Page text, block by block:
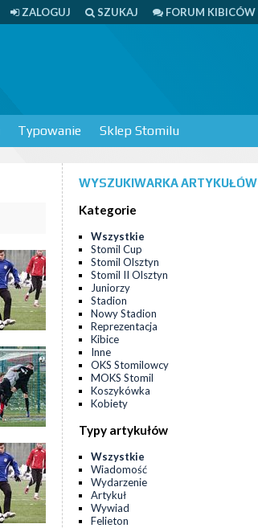
ZALOGUJ SZUKAJ FORUM KIBICÓW
Typowanie Sklep Stomilu
WYSZUKIWARKA ARTYKUŁÓW
Kategorie
Wszystkie
Stomil Cup
Stomil Olsztyn
Stomil II Olsztyn
Juniorzy
Stadion
Nowy Stadion
Reprezentacja
Kibice
Inne
OKS Stomilowcy
MOKS Stomil
Koszykówka
Kobiety
Typy artykułów
Wszystkie
Wiadomość
Wydarzenie
Artykuł
Wywiad
Felieton